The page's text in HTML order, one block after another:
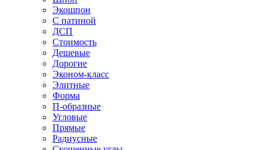
Экошпон
С патиной
ДСП
Стоимость
Дешевые
Дорогие
Эконом-класс
Элитные
Форма
П-образные
Угловые
Прямые
Радиусные